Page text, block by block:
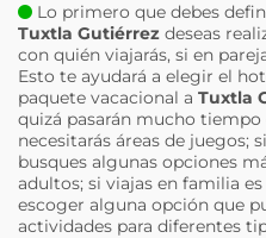
Lo primero que debes
Tuxtla Gutiérrez deseas
con quién viajarás, si en
Esto te ayudará a elegir el
paquete vacacional a Tuxtla
quizá pasarán mucho tiempo
necesitarás áreas de juegos;
busques algunas opciones
adultos; si viajas en familia
escoger alguna opción que
actividades para diferentes